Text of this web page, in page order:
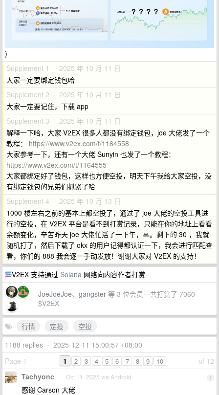
)
Supplement 1 · 2025 年 10 月 11 日
大家一定要绑定钱包哈
Supplement 2 · 2025 年 10 月 11 日
大家一定要记住，下载 app
Supplement 3 · 2025 年 10 月 11 日
解释一下哈，大家 V2EX 很多人都没有绑定钱包，joe 大佬发了一个
教程： https://www.v2ex.com/t/1164558
大家参考一下，还有一个大佬 Sunyin 也发了一个教程：
https://www.v2ex.com/t/1164555
大家都绑定好了钱包，这样也方便空投，明天下午我给大家空投，没
有绑定钱包的兄弟们抓紧了哈
Supplement 4 · 2025 年 10 月 13 日
1000 楼左右之前的基本上都空投了，通过了 joe 大佬的空投工具进
行的空投，在 V2EX 平台是看不到打赏记录，只能在你的地址上看看
余额变化，辛苦昨天 joe 大佬忙活了一下午，🙏。剩下的 30 ，我就
随机打了，然后下载了 okx 的用户记得都认证一下，我会进行匹配查
看，你们的 888 我会逐一手动发放！谢谢大家对 V2EX 的支持！
V2EX 支持通过 Solana 网络向内容作者打赏
JoeJoeJoe、 gangster等 3 位会员一共打赏了 7060
$V2EX
行情 定投
空投
1188 replies • 2025-12-11 15:00:57 +08:00
Page 1
of 12
1 2 3 4 5 6 7 8 9 10
1
Tachyonc Oct 11, 2025 via Android
感谢 Carson 大佬